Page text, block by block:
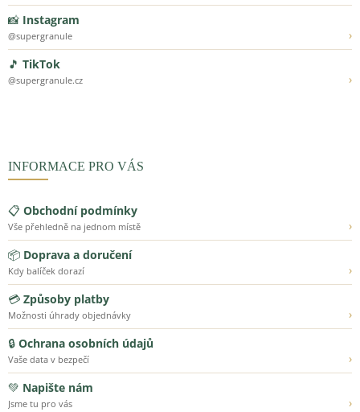
📸 Instagram
@supergranule
›
🎵 TikTok
@supergranule.cz ›
INFORMACE PRO VÁS
📋 Obchodní podmínky
Vše přehledně na jednom místě
›
📦 Doprava a doručení
Kdy balíček dorazí
›
💳 Způsoby platby
Možnosti úhrady objednávky
›
🔒 Ochrana osobních údajů
Vaše data v bezpečí
›
💚 Napište nám
Jsme tu pro vás
›